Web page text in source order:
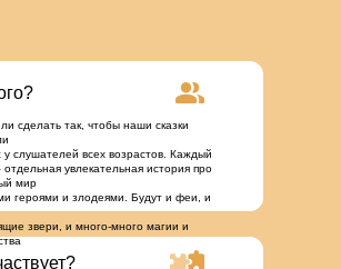
сделать так, чтобы наши сказки
у слушателей всех возрастов. Каждый
отдельная увлекательная история про
мир
героями и злодеями. Будут и феи, и
звери, и много-много магии и